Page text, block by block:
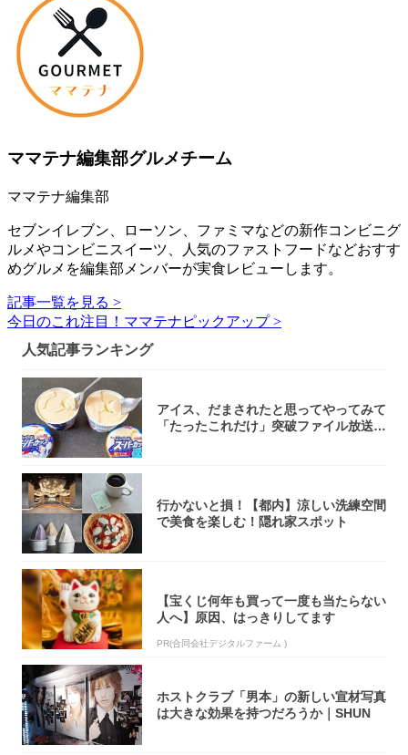
ママテナ編集部グルメチーム
ママテナ編集部
セブンイレブン、ローソン、ファミマなどの新作コンビニグ
ルメやコンビニスイーツ、人気のファストフードなどおすす
めグルメを編集部メンバーが実食レビューします。
記事一覧を見る >
今日のこれ注目！ママテナピックアップ >
人気記事ランキング
アイス、だまされたと思ってやってみて
「たったこれだけ」突破ファイル放送で
行かないと損！【都内】涼しい洗練空間
で美食を楽しむ！隠れ家スポット
【宝くじ何年も買って一度も当たらない
人へ】原因、はっきりしてます
PR(合同会社デジタルファーム )
ホストクラブ「男本」の新しい宣材写真
は大きな効果を持つだろうか｜SHUN